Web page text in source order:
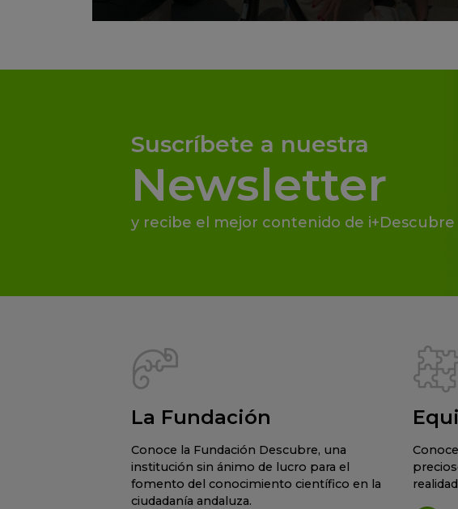
Suscríbete a nuestra
Newsletter
y recibe el mejor contenido de
La Fundación
Conoce la Fundación Descubre, una
institución sin ánimo de lucro para el
fomento del conocimiento científico en la
ciudadanía andaluza.